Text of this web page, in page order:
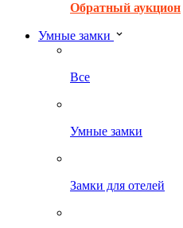
Обратный аукцион
Умные замки
Все
Умные замки
Замки для отелей